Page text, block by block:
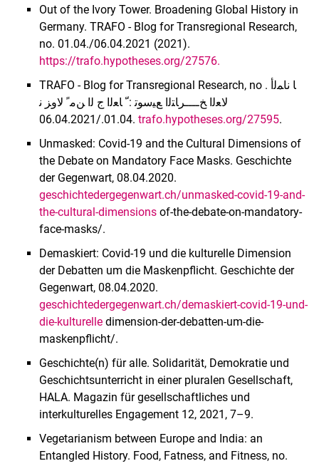
Out of the Ivory Tower. Broadening Global History in
Germany. TRAFO - Blog for Transregional Research,
no. 01.04./06.04.2021 (2021).
https://trafo.hypotheses.org/27576.
TRAFO - Blog for Transregional Research, no . ﺎ ﻧﺎﻤﻟأ
ﻟﺎﻌﻟا ﺦــــرﺎﺘﻟا ﻊﻴﺳﻮﺗ : ّ ﺎﻌﻟا ج ﻟا ﻦﻣ ً ﻻوﺰ ﻧ
01.04./06.04.2021. trafo.hypotheses.org/27595.
Unmasked: Covid-19 and the Cultural Dimensions of
the Debate on Mandatory Face Masks. Geschichte
der Gegenwart, 08.04.2020.
geschichtedergegenwart.ch/unmasked-covid-19-and-
the-cultural-dimensions of-the-debate-on-mandatory-
face-masks/.
Demaskiert: Covid-19 und die kulturelle Dimension
der Debatten um die Maskenpflicht. Geschichte der
Gegenwart, 08.04.2020.
geschichtedergegenwart.ch/demaskiert-covid-19-und-
die-kulturelle dimension-der-debatten-um-die-
maskenpflicht/.
Geschichte(n) für alle. Solidarität, Demokratie und
Geschichtsunterricht in einer pluralen Gesellschaft,
HALA. Magazin für gesellschaftliches und
interkulturelles Engagement 12, 2021, 7–9.
Vegetarianism between Europe and India: an
Entangled History. Food, Fatness, and Fitness, no.